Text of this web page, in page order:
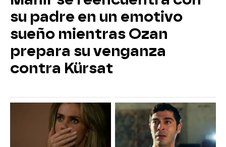
su padre en un emotivo
sueño mientras Ozan
prepara su venganza
contra Kürsat